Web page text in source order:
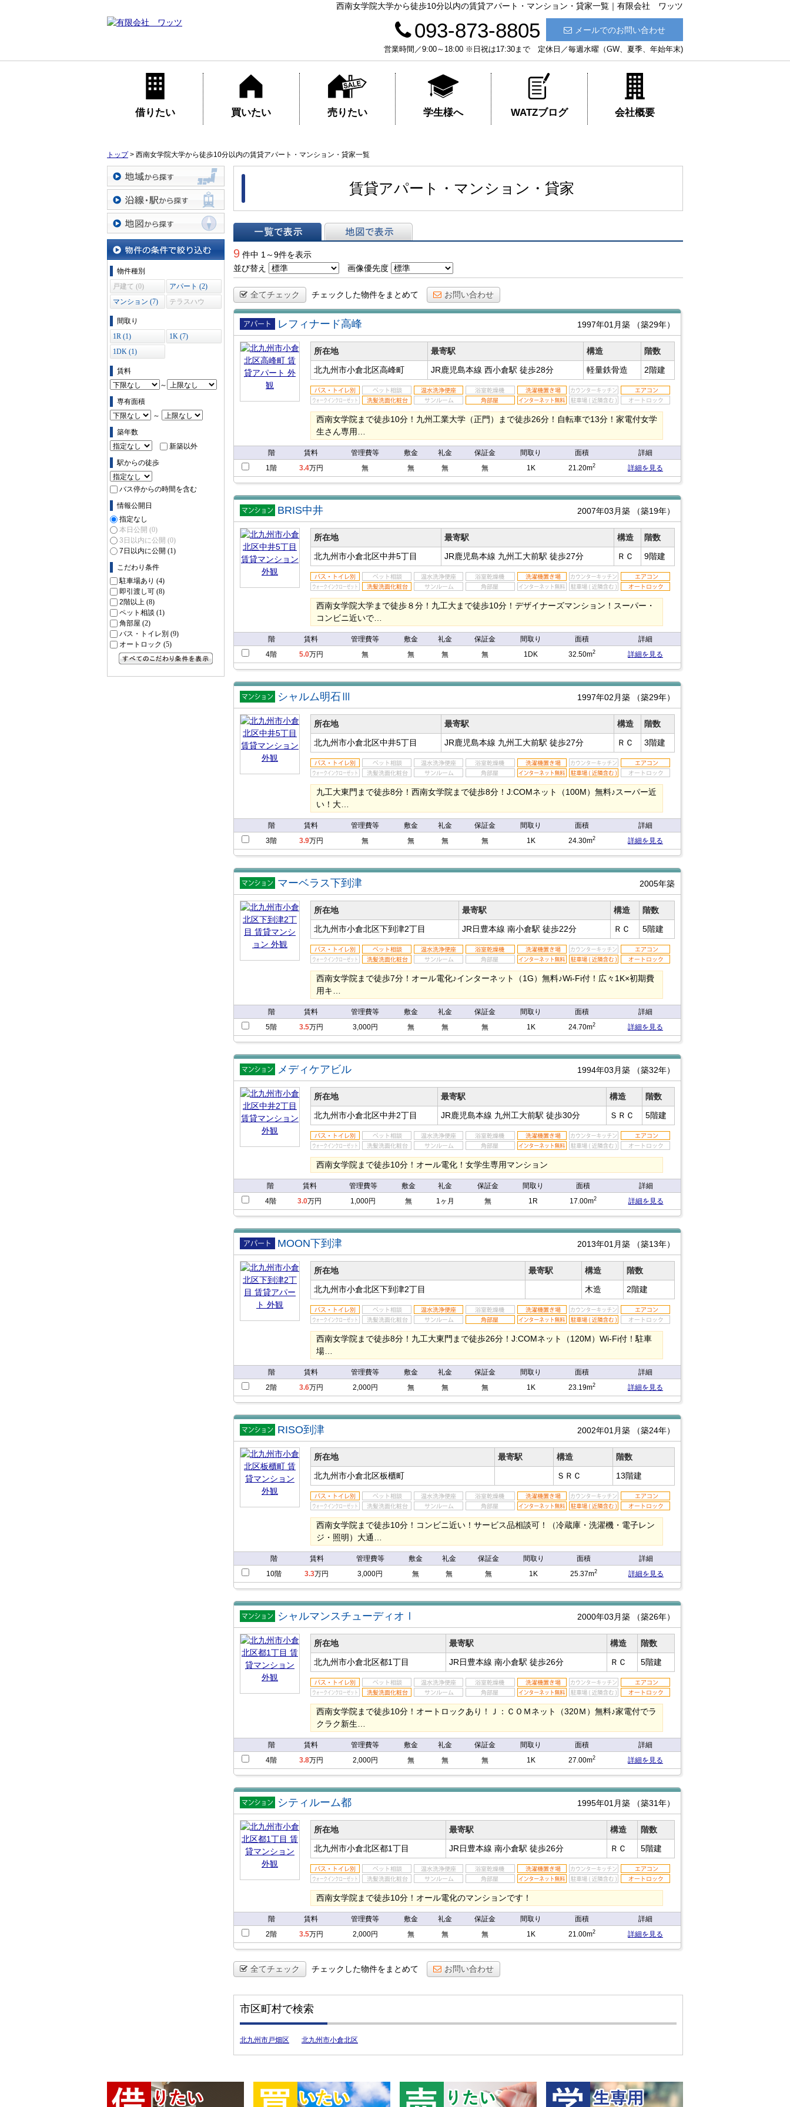
西南女学院大学から徒歩10分以内の賃貸アパート・マンション・貸家一覧｜有限会社 ワッツ
メールでのお問い合わせ
093-873-8805
営業時間／9:00～18:00 ※日祝は17:30まで 定休日／毎週水曜（GW、夏季、年始年末)
借りたい 買いたい 売りたい 学生様へ WATZブログ 会社概要
トップ> 西南女学院大学から徒歩10分以内の賃貸アパート・マンション・貸家一覧
地域から探す
沿線・駅から探す
地図から探す
物件の条件で絞り込む
物件種別
戸建て (0)
アパート (2)
マンション (7)
テラスハウ
間取り
1R (1)
1K (7)
1DK (1)
賃料
～
専有面積
～
築年数
新築以外
駅からの徒歩
バス停からの時間を含む
情報公開日
指定なし
本日公開 (0)
3日以内に公開 (0)
7日以内に公開 (1)
こだわり条件
駐車場あり (4)
即引渡し可 (8)
2階以上 (8)
ペット相談 (1)
角部屋 (2)
バス・トイレ別 (9)
オートロック (5)
賃貸アパート・マンション・貸家
9 件中 1～9件を表示
並び替え
画像優先度
全てチェック チェックした物件をまとめて お問い合わせ
賃貸アパ
ート
レフィナード高峰 1997年01月築 （築29年）
所在地 最寄駅 構造
階数
北九州市小倉北区高峰町
JR鹿児島本線 西小倉駅 徒歩28分 軽量鉄骨造 2階建
西南女学院まで徒歩10分！九州工業大学（正門）まで徒歩26分！自転車で13分！家電付女学
生さん専用…
階 賃料 管理費等 敷金 礼金 保証金 間取り 面積
詳細
1階
3.4万円 無 無 無 無 1K 21.20m2 詳細を見る
賃貸マン
ション
BRIS中井 2007年03月築 （築19年）
所在地 最寄駅 構造
階数
北九州市小倉北区中井5丁目
JR鹿児島本線 九州工大前駅 徒歩27分 ＲＣ 9階建
西南女学院大学まで徒歩８分！九工大まで徒歩10分！デザイナーズマンション！スーパー・
コンビニ近いで…
階 賃料 管理費等 敷金 礼金 保証金 間取り 面積
詳細
4階
5.0万円 無 無 無 無 1DK 32.50m2 詳細を見る
賃貸マン
ション
シャルム明石Ⅲ 1997年02月築 （築29年）
所在地 最寄駅 構造
階数
北九州市小倉北区中井5丁目
JR鹿児島本線 九州工大前駅 徒歩27分 ＲＣ 3階建
九工大東門まで徒歩8分！西南女学院まで徒歩8分！J:COMネット（100M）無料♪スーパー近
い！大…
階 賃料 管理費等 敷金 礼金 保証金 間取り 面積
詳細
3階
3.9万円 無 無 無 無 1K 24.30m2 詳細を見る
賃貸マン
ション
マーベラス下到津 2005年築
所在地 最寄駅 構造
階数
北九州市小倉北区下到津2丁目
JR日豊本線 南小倉駅 徒歩22分 ＲＣ 5階建
西南女学院まで徒歩7分！オール電化♪インターネット（1G）無料♪Wi-Fi付！広々1K×初期費
用キ…
階 賃料 管理費等 敷金 礼金 保証金 間取り 面積
詳細
5階
3.5万円 3,000円 無 無 無 1K 24.70m2 詳細を見る
賃貸マン
ション
メディケアビル 1994年03月築 （築32年）
所在地 最寄駅 構造
階数
北九州市小倉北区中井2丁目
JR鹿児島本線 九州工大前駅 徒歩30分 ＳＲＣ 5階建
西南女学院まで徒歩10分！オール電化！女学生専用マンション
階 賃料 管理費等 敷金 礼金 保証金 間取り 面積
詳細
4階
3.0万円 1,000円 無 1ヶ月 無 1R 17.00m2 詳細を見る
賃貸アパ
ート
MOON下到津 2013年01月築 （築13年）
所在地 最寄駅 構造
階数
北九州市小倉北区下到津2丁目
木造 2階建
西南女学院まで徒歩8分！九工大東門まで徒歩26分！J:COMネット（120M）Wi-Fi付！駐車
場…
階 賃料 管理費等 敷金 礼金 保証金 間取り 面積
詳細
2階
3.6万円 2,000円 無 無 無 1K 23.19m2 詳細を見る
賃貸マン
ション
RISO到津 2002年01月築 （築24年）
所在地 最寄駅 構造
階数
北九州市小倉北区板櫃町
ＳＲＣ 13階建
西南女学院まで徒歩10分！コンビニ近い！サービス品相談可！（冷蔵庫・洗濯機・電子レン
ジ・照明）大通…
階 賃料 管理費等 敷金 礼金 保証金 間取り 面積
詳細
10階
3.3万円 3,000円 無 無 無 1K 25.37m2 詳細を見る
賃貸マン
ション
シャルマンスチューディオⅠ 2000年03月築 （築26年）
所在地 最寄駅 構造
階数
北九州市小倉北区都1丁目
JR日豊本線 南小倉駅 徒歩26分 ＲＣ 5階建
西南女学院まで徒歩10分！オートロックあり！Ｊ：ＣＯＭネット（320Ｍ）無料♪家電付でラ
クラク新生…
階 賃料 管理費等 敷金 礼金 保証金 間取り 面積
詳細
4階
3.8万円 2,000円 無 無 無 1K 27.00m2 詳細を見る
賃貸マン
ション
シティルーム都 1995年01月築 （築31年）
所在地 最寄駅 構造
階数
北九州市小倉北区都1丁目
JR日豊本線 南小倉駅 徒歩26分 ＲＣ 5階建
西南女学院まで徒歩10分！オール電化のマンションです！
階 賃料 管理費等 敷金 礼金 保証金 間取り 面積
詳細
2階
3.5万円 2,000円 無 無 無 1K 21.00m2 詳細を見る
全てチェック チェックした物件をまとめて お問い合わせ
市区町村で検索
北九州市戸畑区 北九州市小倉北区